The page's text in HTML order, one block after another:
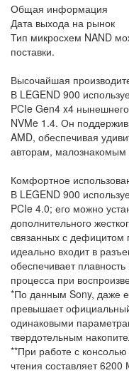
Общая информация
Дата выхода на рынок
Тип микросхем NAND
поставки.
Высочайшая
В LEGEND 900
PCIe Gen4 x4
NVMe 1.4. Он
AMD, обеспечивая
авторам, малознакомым
Комфортное
В LEGEND 900
PCIe 4.0; его можно
дополнительного
связанных с дефицитом
идеально входит в
обеспечивает
процесса при
*По данным Sony, даже
превышает
одинаковыми
твердотельным
**При работе с консолью
чтения составляет